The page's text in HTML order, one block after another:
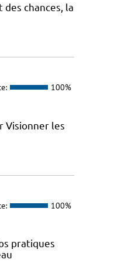
chances, la
100%
Visionner les
100%
pratiques